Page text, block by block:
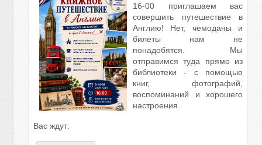
16-00 приглашаем вас
совершить путешествие в
Англию! Нет, чемоданы и
билеты нам не
понадобятся. Мы
отправимся туда прямо из
библиотеки - с помощью
книг, фотографий,
воспоминаний и хорошего
настроения.
Вас ждут: